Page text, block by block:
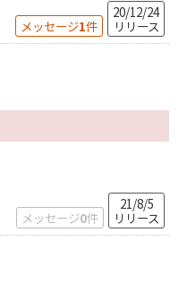
メッセージ1件
20/12/24
リリース
メッセージ0件
21/8/5
リリース